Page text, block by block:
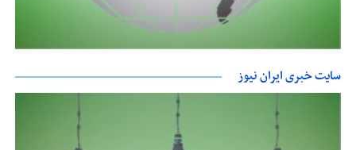
سایت خبری ایران نیوز